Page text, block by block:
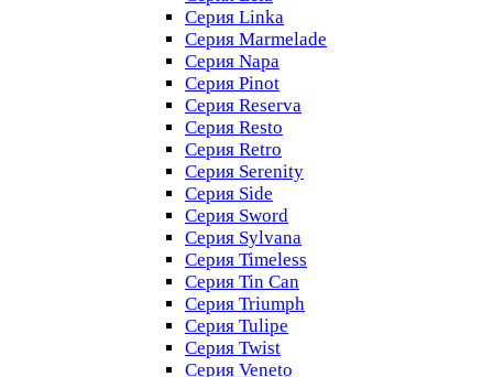
Серия Linka
Серия Marmelade
Серия Napa
Серия Pinot
Серия Reserva
Серия Resto
Серия Retro
Серия Serenity
Серия Side
Серия Sword
Серия Sуlvana
Серия Timeless
Серия Tin Can
Серия Triumph
Серия Tulipe
Серия Twist
Серия Veneto